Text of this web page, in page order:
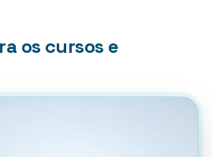
os cursos e